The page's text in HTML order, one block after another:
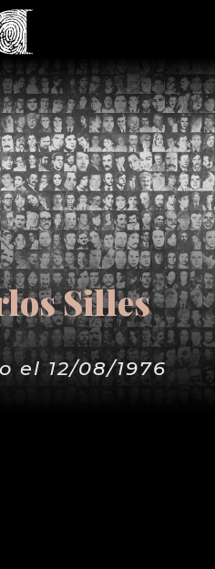
Silles
el 12/08/1976